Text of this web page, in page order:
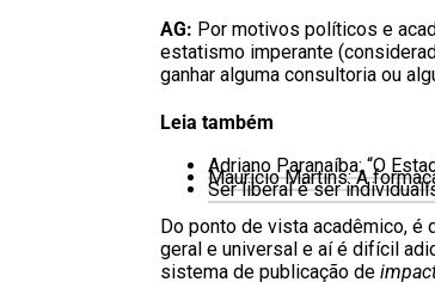
AG: Por motivos políticos e
estatismo imperante
ganhar alguma consultoria ou
Leia também
Adriano Paranaíba: “O
Maurício Martins: A
Ser liberal é ser
Do ponto de vista acadêmico, é
geral e universal e aí é difícil
sistema de publicação de